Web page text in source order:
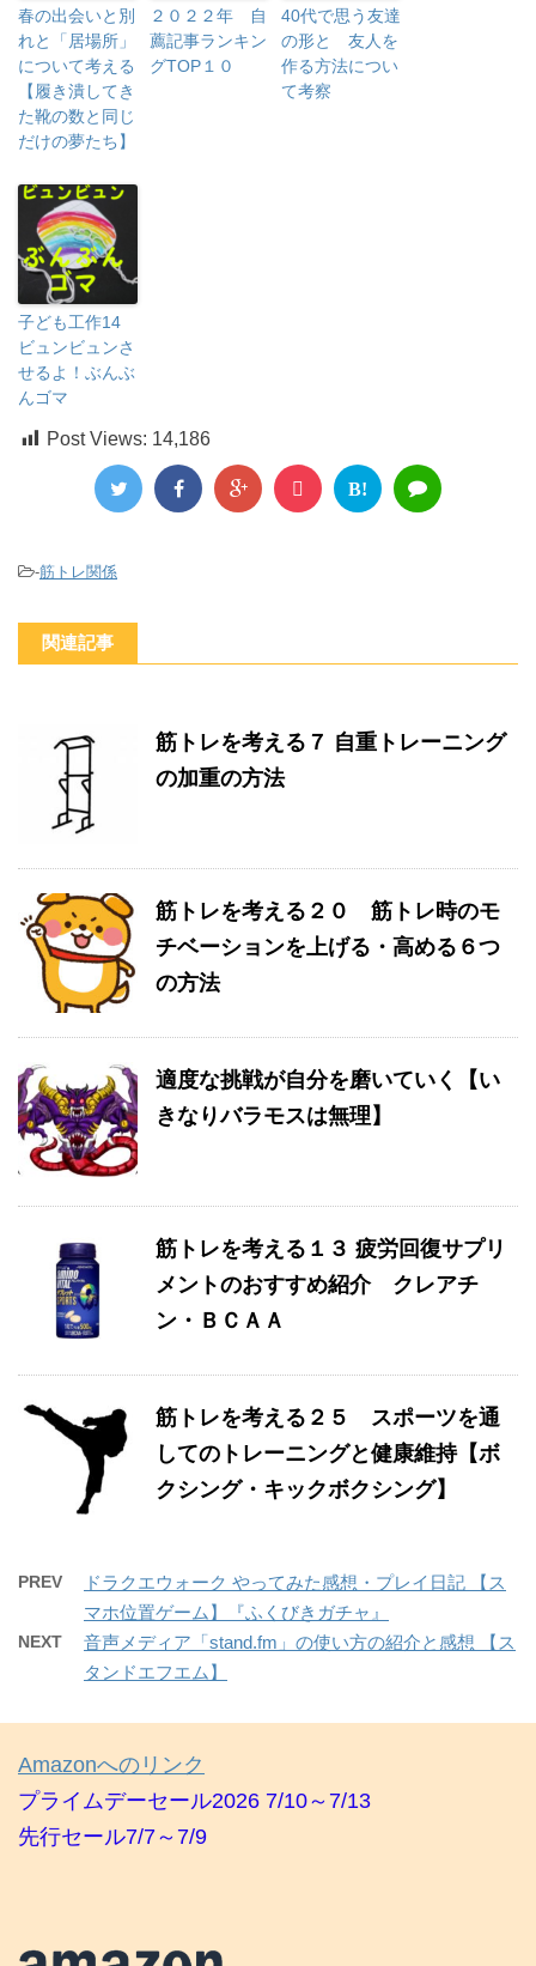
春の出会いと別
れと「居場所」
について考える
【履き潰してき
た靴の数と同じ
だけの夢たち】
２０２２年 自
薦記事ランキン
グTOP１０
40代で思う友達
の形と 友人を
作る方法につい
て考察
子ども工作14
ビュンビュンさ
せるよ！ぶんぶ
んゴマ
Post Views: 14,186
B!
-筋トレ関係
関連記事
筋トレを考える７ 自重トレーニング
の加重の方法
筋トレを考える２０ 筋トレ時のモ
チベーションを上げる・高める６つ
の方法
適度な挑戦が自分を磨いていく【い
きなりバラモスは無理】
筋トレを考える１３ 疲労回復サプリ
メントのおすすめ紹介 クレアチ
ン・ＢＣＡＡ
筋トレを考える２５ スポーツを通
してのトレーニングと健康維持【ボ
クシング・キックボクシング】
PREV
ドラクエウォーク やってみた感想・プレイ日記 【ス
マホ位置ゲーム】『ふくびきガチャ』
NEXT
音声メディア「stand.fm」の使い方の紹介と感想 【ス
タンドエフエム】
Amazonへのリンク
プライムデーセール2026 7/10～7/13
先行セール7/7～7/9